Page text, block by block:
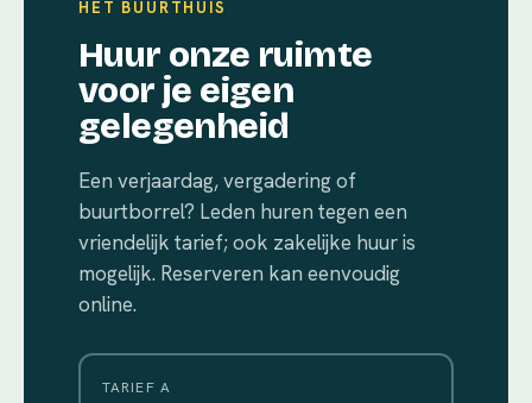
HET BUURTHUIS
Huur onze ruimte
voor je eigen
gelegenheid
Een verjaardag, vergadering of
buurtborrel? Leden huren tegen een
vriendelijk tarief; ook zakelijke huur is
mogelijk. Reserveren kan eenvoudig
online.
TARIEF A